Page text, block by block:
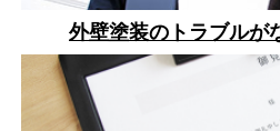
外壁塗装のトラブルが